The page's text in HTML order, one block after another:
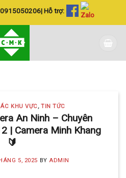
0915050206| Hỗ trợ:
CHÁNH
VÀ SIÊU
| CAMERA
KHANG
KHU VỰC,TIN TỨC
An Ninh – Chuyên
| Camera Minh Khang
🔰
5, 2025 BY ADMIN